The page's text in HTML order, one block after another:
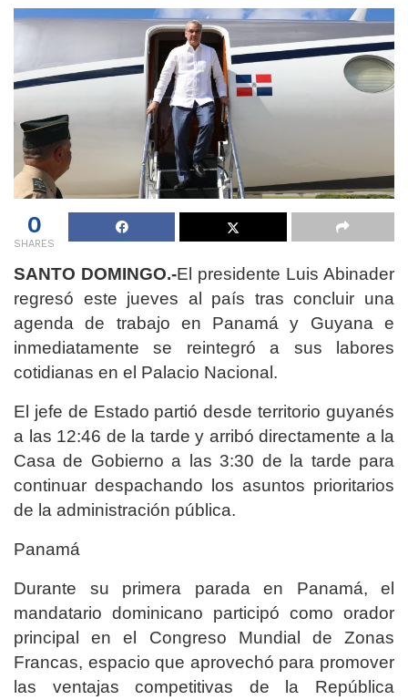
0
SHARES
SANTO DOMINGO.-El presidente Luis Abinader
regresó este jueves al país tras concluir una
agenda de trabajo en Panamá y Guyana e
inmediatamente se reintegró a sus labores
cotidianas en el Palacio Nacional.
El jefe de Estado partió desde territorio guyanés
a las 12:46 de la tarde y arribó directamente a la
Casa de Gobierno a las 3:30 de la tarde para
continuar despachando los asuntos prioritarios
de la administración pública.
Panamá
Durante su primera parada en Panamá, el
mandatario dominicano participó como orador
principal en el Congreso Mundial de Zonas
Francas, espacio que aprovechó para promover
las ventajas competitivas de la República